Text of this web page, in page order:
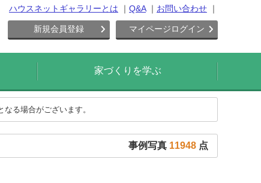
ハウスネットギャラリーとは Q&A お問い合わせ
新規会員登録 マイページログイン
家づくりを学ぶ
る場合がございます。
事例写真 11948 点